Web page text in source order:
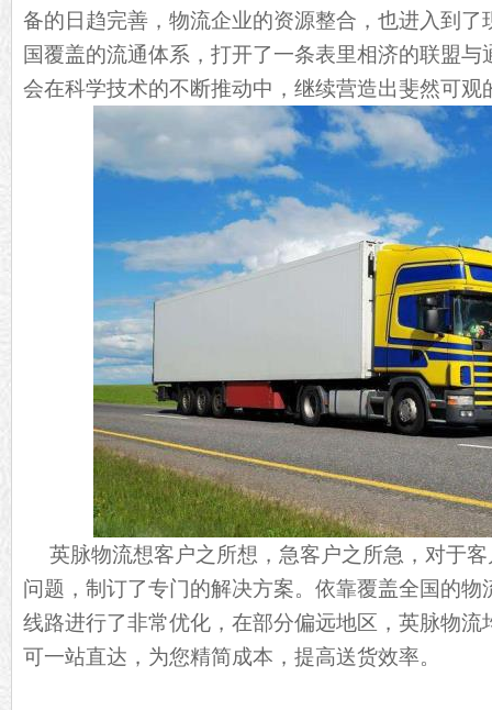
备的日趋完善，物流企业的资源整合，也进入到
国覆盖的流通体系，打开了一条表里相济的联盟
会在科学技术的不断推动中，继续营造出斐然可观
英脉物流想客户之所想，急客户之所急，对于
问题，制订了专门的解决方案。依靠覆盖全国的
线路进行了非常优化，在部分偏远地区，英脉物
可一站直达，为您精简成本，提高送货效率。